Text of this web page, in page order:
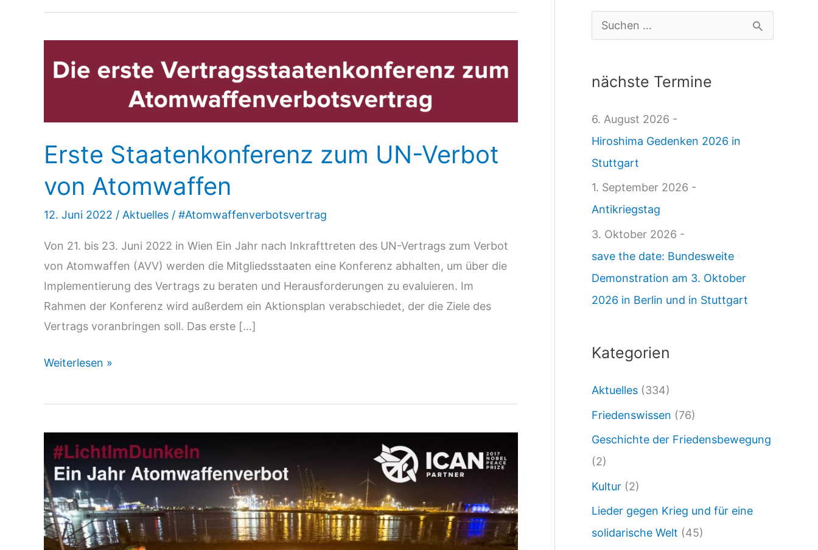
Erste Staatenkonferenz zum UN-Verbot
von Atomwaffen
12. Juni 2022 / Aktuelles / #Atomwaffenverbotsvertrag
Von 21. bis 23. Juni 2022 in Wien Ein Jahr nach Inkrafttreten des UN-Vertrags zum Verbot
von Atomwaffen (AVV) werden die Mitgliedsstaaten eine Konferenz abhalten, um über die
Implementierung des Vertrags zu beraten und Herausforderungen zu evaluieren. Im
Rahmen der Konferenz wird außerdem ein Aktionsplan verabschiedet, der die Ziele des
Vertrags voranbringen soll. Das erste […]
Erste
zum
Verbot
von
Atomwaffen
Weiterlesen »
i
I
n
t
i
o
n
T
a
u
h
:
nächste Termine
6. August 2026 -
Hiroshima Gedenken 2026 in
Stuttgart
1. September 2026 -
Antikriegstag
3. Oktober 2026 -
save the date: Bundesweite
Demonstration am 3. Oktober
2026 in Berlin und in Stuttgart
Kategorien
Aktuelles (334)
Friedenswissen (76)
Geschichte der Friedensbewegung
(2)
Kultur (2)
Lieder gegen Krieg und für eine
solidarische Welt (45)